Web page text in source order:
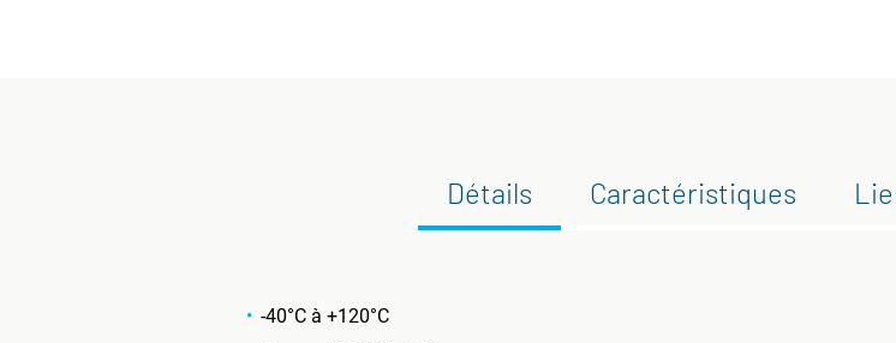
Détails Caractéristiques
-40°C à +120°C